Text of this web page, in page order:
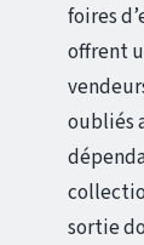
foires
offrent
oubliés
sortie